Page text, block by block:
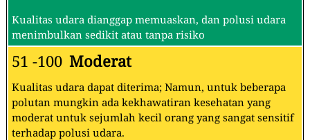
Kualitas udara dianggap memuaskan, dan polusi udara
menimbulkan sedikit atau tanpa risiko
51 -100 Moderat
Kualitas udara dapat diterima; Namun, untuk beberapa
polutan mungkin ada kekhawatiran kesehatan yang
moderat untuk sejumlah kecil orang yang sangat sensitif
terhadap polusi udara.